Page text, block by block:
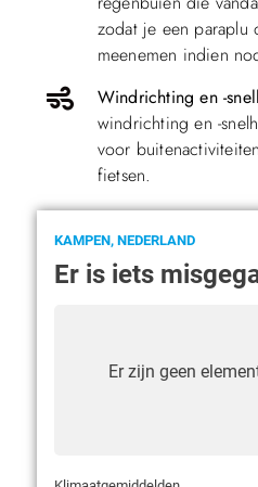
zodat je een paraplu
meenemen indien
Windrichting en -
windrichting en -
voor
fietsen.